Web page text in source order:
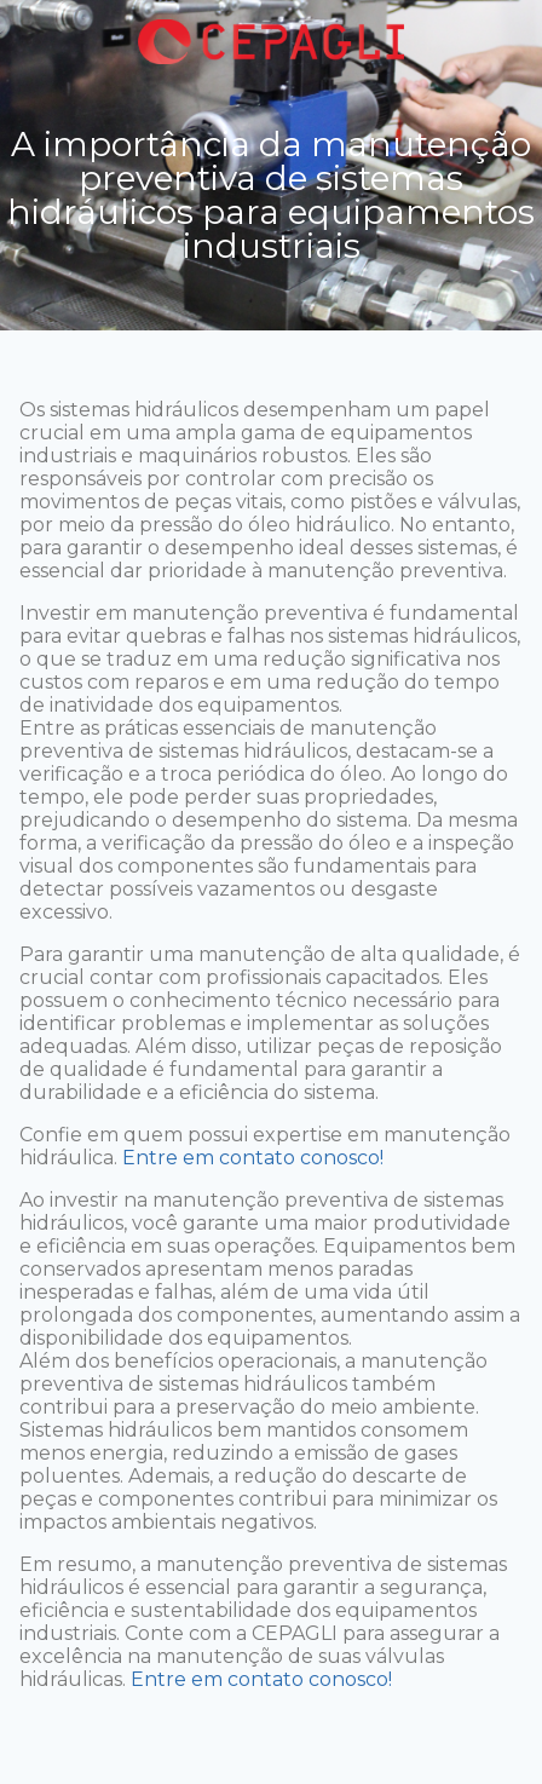
A importância da manutenção
preventiva de sistemas
hidráulicos para equipamentos
industriais
Os sistemas hidráulicos desempenham um papel
crucial em uma ampla gama de equipamentos
industriais e maquinários robustos. Eles são
responsáveis por controlar com precisão os
movimentos de peças vitais, como pistões e válvulas,
por meio da pressão do óleo hidráulico. No entanto,
para garantir o desempenho ideal desses sistemas, é
essencial dar prioridade à manutenção preventiva.
Investir em manutenção preventiva é fundamental
para evitar quebras e falhas nos sistemas hidráulicos,
o que se traduz em uma redução significativa nos
custos com reparos e em uma redução do tempo
de inatividade dos equipamentos.
Entre as práticas essenciais de manutenção
preventiva de sistemas hidráulicos, destacam-se a
verificação e a troca periódica do óleo. Ao longo do
tempo, ele pode perder suas propriedades,
prejudicando o desempenho do sistema. Da mesma
forma, a verificação da pressão do óleo e a inspeção
visual dos componentes são fundamentais para
detectar possíveis vazamentos ou desgaste
excessivo.
Para garantir uma manutenção de alta qualidade, é
crucial contar com profissionais capacitados. Eles
possuem o conhecimento técnico necessário para
identificar problemas e implementar as soluções
adequadas. Além disso, utilizar peças de reposição
de qualidade é fundamental para garantir a
durabilidade e a eficiência do sistema.
Confie em quem possui expertise em manutenção
hidráulica. Entre em contato conosco!
Ao investir na manutenção preventiva de sistemas
hidráulicos, você garante uma maior produtividade
e eficiência em suas operações. Equipamentos bem
conservados apresentam menos paradas
inesperadas e falhas, além de uma vida útil
prolongada dos componentes, aumentando assim a
disponibilidade dos equipamentos.
Além dos benefícios operacionais, a manutenção
preventiva de sistemas hidráulicos também
contribui para a preservação do meio ambiente.
Sistemas hidráulicos bem mantidos consomem
menos energia, reduzindo a emissão de gases
poluentes. Ademais, a redução do descarte de
peças e componentes contribui para minimizar os
impactos ambientais negativos.
Em resumo, a manutenção preventiva de sistemas
hidráulicos é essencial para garantir a segurança,
eficiência e sustentabilidade dos equipamentos
industriais. Conte com a CEPAGLI para assegurar a
excelência na manutenção de suas válvulas
hidráulicas. Entre em contato conosco!